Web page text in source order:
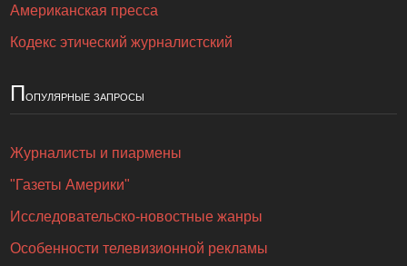
Американская пресса
Кодекс этический журналистский
Популярные запросы
Журналисты и пиармены
"Газеты Америки"
Исследовательско-новостные жанры
Особенности телевизионной рекламы